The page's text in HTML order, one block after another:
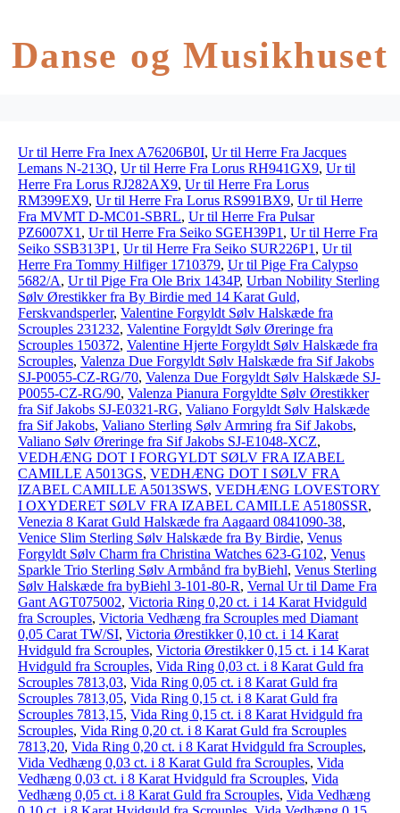
Danse og Musikhuset
Ur til Herre Fra Inex A76206B0I, Ur til Herre Fra Jacques
Lemans N-213Q, Ur til Herre Fra Lorus RH941GX9, Ur til
Herre Fra Lorus RJ282AX9, Ur til Herre Fra Lorus
RM399EX9, Ur til Herre Fra Lorus RS991BX9, Ur til Herre
Fra MVMT D-MC01-SBRL, Ur til Herre Fra Pulsar
PZ6007X1 , Ur til Herre Fra Seiko SGEH39P1 , Ur til Herre Fra
Seiko SSB313P1 , Ur til Herre Fra Seiko SUR226P1 , Ur til
Herre Fra Tommy Hilfiger 1710379, Ur til Pige Fra Calypso
5682/A, Ur til Pige Fra Ole Brix 1434P, Urban Nobility Sterling
Sølv Ørestikker fra By Birdie med 14 Karat Guld,
Ferskvandsperler, Valentine Forgyldt Sølv Halskæde fra
Scrouples 231232, Valentine Forgyldt Sølv Øreringe fra
Scrouples 150372, Valentine Hjerte Forgyldt Sølv Halskæde fra
Scrouples, Valenza Due Forgyldt Sølv Halskæde fra Sif Jakobs
SJ-P0055-CZ-RG/70, Valenza Due Forgyldt Sølv Halskæde SJ-
P0055-CZ-RG/90, Valenza Pianura Forgyldte Sølv Ørestikker
fra Sif Jakobs SJ-E0321-RG, Valiano Forgyldt Sølv Halskæde
fra Sif Jakobs, Valiano Sterling Sølv Armring fra Sif Jakobs,
Valiano Sølv Øreringe fra Sif Jakobs SJ-E1048-XCZ,
VEDHÆNG DOT I FORGYLDT SØLV FRA IZABEL
CAMILLE A5013GS, VEDHÆNG DOT I SØLV FRA
IZABEL CAMILLE A5013SWS, VEDHÆNG LOVESTORY
I OXYDERET SØLV FRA IZABEL CAMILLE A5180SSR,
Venezia 8 Karat Guld Halskæde fra Aagaard 0841090-38,
Venice Slim Sterling Sølv Halskæde fra By Birdie, Venus
Forgyldt Sølv Charm fra Christina Watches 623-G102, Venus
Sparkle Trio Sterling Sølv Armbånd fra byBiehl, Venus Sterling
Sølv Halskæde fra byBiehl 3-101-80-R, Vernal Ur til Dame Fra
Gant AGT075002, Victoria Ring 0,20 ct. i 14 Karat Hvidguld
fra Scrouples, Victoria Vedhæng fra Scrouples med Diamant
0,05 Carat TW/SI, Victoria Ørestikker 0,10 ct. i 14 Karat
Hvidguld fra Scrouples, Victoria Ørestikker 0,15 ct. i 14 Karat
Hvidguld fra Scrouples, Vida Ring 0,03 ct. i 8 Karat Guld fra
Scrouples 7813,03, Vida Ring 0,05 ct. i 8 Karat Guld fra
Scrouples 7813,05, Vida Ring 0,15 ct. i 8 Karat Guld fra
Scrouples 7813,15, Vida Ring 0,15 ct. i 8 Karat Hvidguld fra
Scrouples, Vida Ring 0,20 ct. i 8 Karat Guld fra Scrouples
7813,20, Vida Ring 0,20 ct. i 8 Karat Hvidguld fra Scrouples,
Vida Vedhæng 0,03 ct. i 8 Karat Guld fra Scrouples, Vida
Vedhæng 0,03 ct. i 8 Karat Hvidguld fra Scrouples, Vida
Vedhæng 0,05 ct. i 8 Karat Guld fra Scrouples, Vida Vedhæng